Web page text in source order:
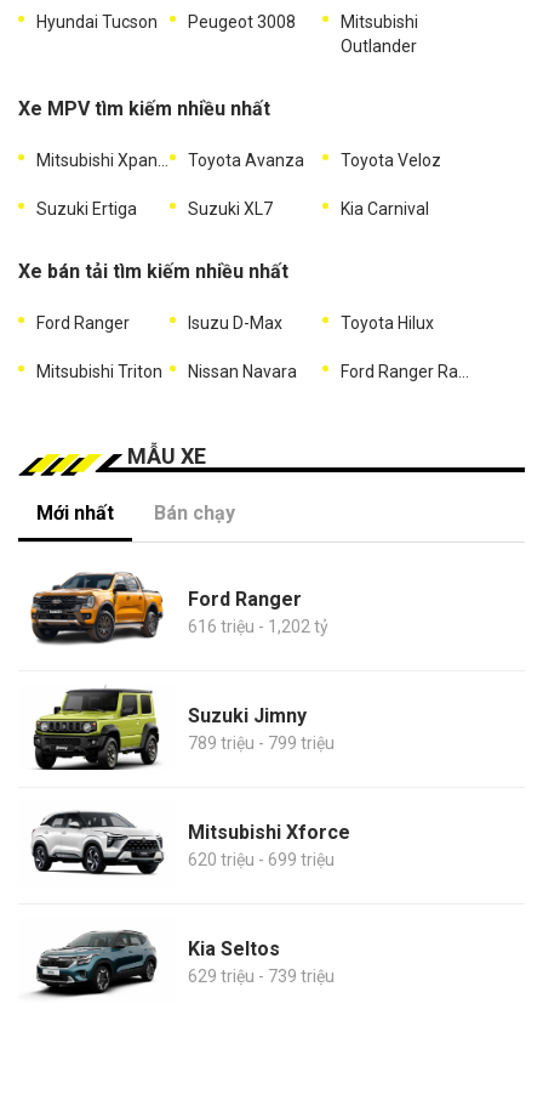
Hyundai Tucson Peugeot 3008
Mitsubishi
Outlander
Xe MPV tìm kiếm nhiều nhất
Toyota Avanza Toyota Veloz
Suzuki Ertiga Suzuki XL7 Kia Carnival
Xe bán tải tìm kiếm nhiều nhất
Ford Ranger Isuzu D-Max Toyota Hilux
Mitsubishi Triton Nissan Navara
MẪU XE
Mới nhất Bán chạy
Ford Ranger
616 triệu - 1,202 tỷ
Suzuki Jimny
789 triệu - 799 triệu
Mitsubishi Xforce
620 triệu - 699 triệu
Kia Seltos
629 triệu - 739 triệu